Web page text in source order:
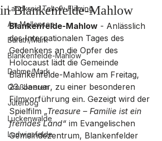
Landkreis Teltow-Fläming
Am Mellensee
Baruth/Mark
Blankenfelde-Mahlow
Dahme/Mark
Großbeeren
Jüterbog
Luckenwalde
Ludwigsfelde
in Blankenfelde-Mahlow
Blankenfelde-Mahlow - Anlässlich
des Internationalen Tages des
Gedenkens an die Opfer des
Holocaust lädt die Gemeinde
Blankenfelde-Mahlow am Freitag,
23. Januar, zu einer besonderen
Filmvorführung ein. Gezeigt wird der
Spielfilm „Treasure – Familie ist ein
fremdes Land“ im Evangelischen
Gemeindezentrum, Blankenfelder